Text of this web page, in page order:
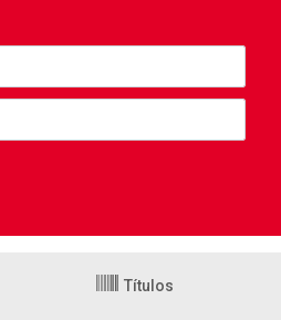
Títulos